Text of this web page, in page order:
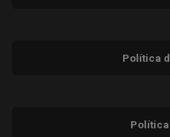
Política